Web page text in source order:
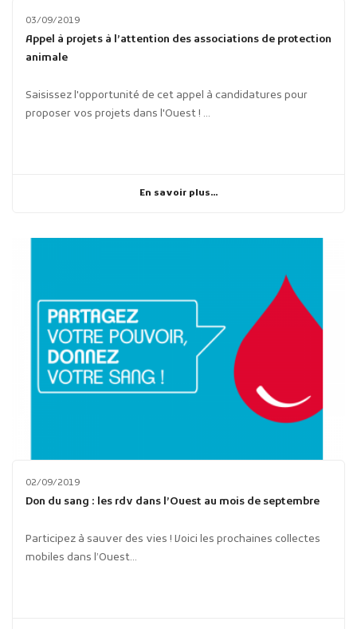
03/09/2019
Appel à projets à l’attention des associations de protection
animale
Saisissez l'opportunité de cet appel à candidatures pour
proposer vos projets dans l'Ouest ! ...
En savoir plus...
02/09/2019
Don du sang : les rdv dans l’Ouest au mois de septembre
Participez à sauver des vies ! Voici les prochaines collectes
mobiles dans l’Ouest...